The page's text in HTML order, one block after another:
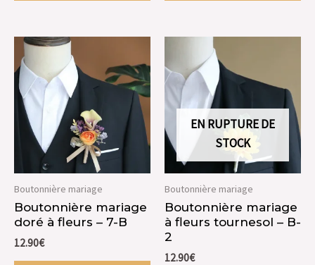
Boutonnière mariage
Boutonnière mariage
doré à fleurs – 7-B
12.90€
EN RUPTURE DE
STOCK
Boutonnière mariage
Boutonnière mariage
à fleurs tournesol – B-
2
12.90€